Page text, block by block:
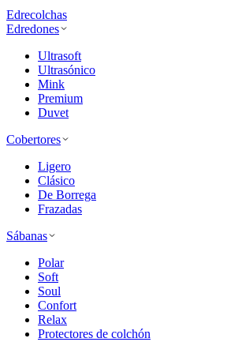
Edrecolchas
Edredones
Ultrasoft
Ultrasónico
Mink
Premium
Duvet
Cobertores
Ligero
Clásico
De Borrega
Frazadas
Sábanas
Polar
Soft
Soul
Confort
Relax
Protectores de colchón